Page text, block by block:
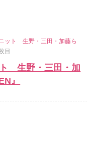
ット 生野・三田・加藤ら
目
生野・三田・加
』